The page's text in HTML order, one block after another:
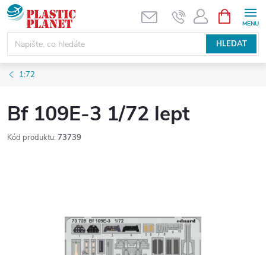
Přejít
na
obsah
HLEDAT
NÁKUPNÍ
KOŠÍK
1:72
Bf 109E-3 1/72 lept
Kód produktu: 73739